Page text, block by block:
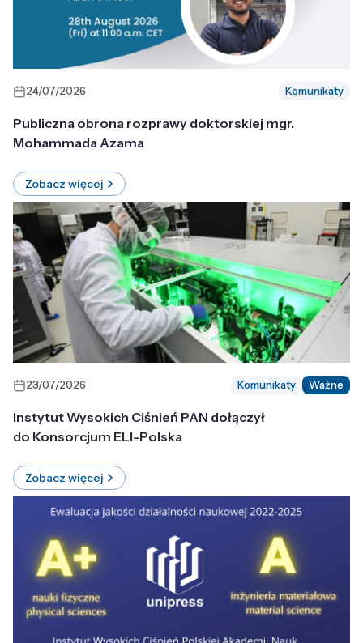
24/07/2026 Komunikaty
Publiczna obrona rozprawy doktorskiej mgr.
Mohammada Azama
Zobacz więcej
23/07/2026 Komunikaty Ważne
Instytut Wysokich Ciśnień PAN dołączył
do Konsorcjum ELI-Polska
Zobacz więcej